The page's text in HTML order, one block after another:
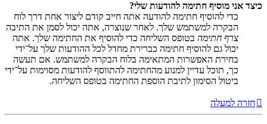
כיצד אני מוסיף חתימה להודעות שלי?
כדי להוסיף חתימה להודעה אתה חייב קודם ליצור אחת דרך לוח
הבקרה למשתמש שלך. לאחר שנוצרה, אתה יכול לסמן את התיבה
צרף חתימה בטופס השליחה כדי להוסיף את החתימה שלך. אתה
יכול גם להוסיף חתימה כברירת מחדל לכל ההודעות שלך על־ידי
בחירת האפשרות המתאימה בלוח הבקרה למשתמש. אם תעשה
כך, תוכל עדיין למנוע מהחתימה להתווסף להודעות מסוימות על־ידי
ביטול הסימון לתיבת הוספת החתימה בטופס השליחה.
חזרה למעלה